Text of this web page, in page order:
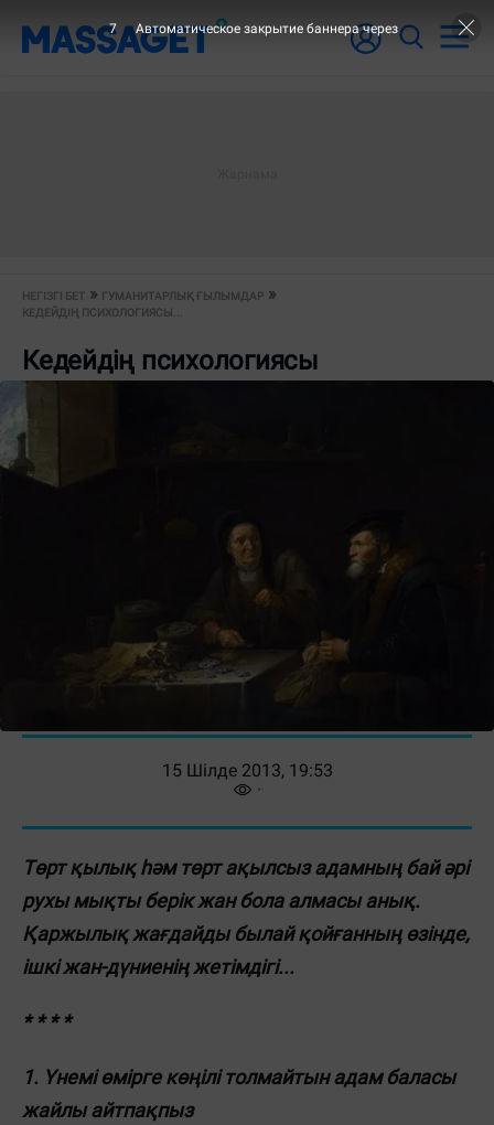
НЕГІЗГІ БЕТ
ГУМАНИТАРЛЫҚ ҒЫЛЫМДАР
КЕДЕЙДІҢ ПСИХОЛОГИЯСЫ...
Кедейдің психологиясы
15 Шілде 2013, 19:53
Төрт қылық һәм төрт ақылсыз адамның бай әрі
рухы мықты берік жан бола алмасы анық.
Қаржылық жағдайды былай қойғанның өзінде,
ішкі жан-дүниенің жетімдігі...
* * * *
1. Үнемі өмірге көңілі толмайтын адам баласы
жайлы айтпақпыз
6 Автоматическое закрытие баннера через